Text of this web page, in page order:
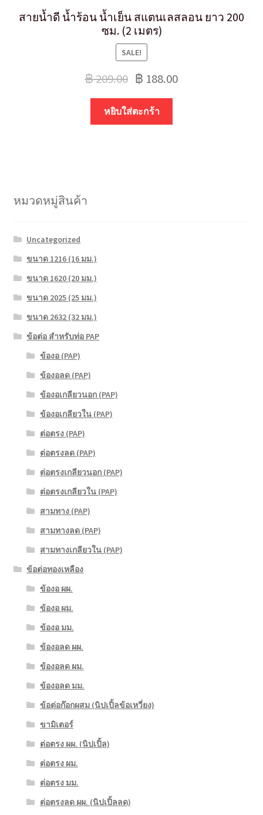
สายน้ำดี น้ำร้อน น้ำเย็น สแตนเลสลอน ยาว 200
ซม. (2 เมตร)
SALE!
฿209.00 ฿ 188.00
หยิบใส่ตะกร้า
หมวดหมู่สินค้า
Uncategorized
ขนาด 1216 (16 มม.)
ขนาด 1620 (20 มม.)
ขนาด 2025 (25 มม.)
ขนาด 2632 (32 มม.)
ข้อต่อ สำหรับท่อ PAP
ข้องอ (PAP)
ข้องอลด (PAP)
ข้องอเกลียวนอก (PAP)
ข้องอเกลียวใน (PAP)
ต่อตรง (PAP)
ต่อตรงลด (PAP)
ต่อตรงเกลียวนอก (PAP)
ต่อตรงเกลียวใน (PAP)
สามทาง (PAP)
สามทางลด (PAP)
สามทางเกลียวใน (PAP)
ข้อต่อทองเหลือง
ข้องอ ผผ.
ข้องอ ผม.
ข้องอ มม.
ข้องอลด ผผ.
ข้องอลด ผม.
ข้องอลด มม.
ข้อต่อก๊อกผสม (นิปเปิ้ลข้อเหวี่ยง)
ขามิเตอร์
ต่อตรง ผผ. (นิปเปิ้ล)
ต่อตรง ผม.
ต่อตรง มม.
ต่อตรงลด ผผ. (นิปเปิ้ลลด)